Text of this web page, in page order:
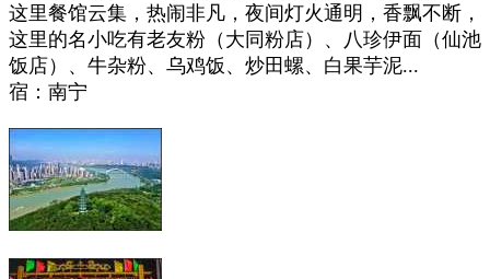
这里餐馆云集，热闹非凡，夜间灯火通明，香飘不断，
这里的名小吃有老友粉（大同粉店）、八珍伊面（仙池
饭店）、牛杂粉、乌鸡饭、炒田螺、白果芋泥...
宿：南宁